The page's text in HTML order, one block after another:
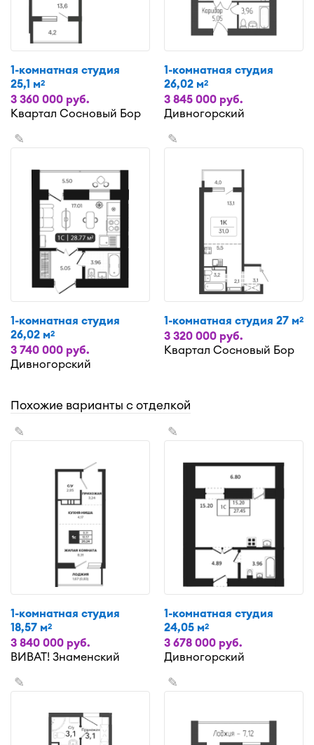
1-комнатная студия
25,1 м2
3 360 000 руб.
Квартал Сосновый Бор
1-комнатная студия
26,02 м2
3 845 000 руб.
Дивногорский
✎
1-комнатная студия
26,02 м2
3 740 000 руб.
Дивногорский
✎
1-комнатная студия 27 м2
3 320 000 руб.
Квартал Сосновый Бор
Похожие варианты с отделкой
✎
1-комнатная студия
18,57 м2
3 840 000 руб.
ВИВАТ! Знаменский
✎
1-комнатная студия
24,05 м2
3 678 000 руб.
Дивногорский
✎ ✎